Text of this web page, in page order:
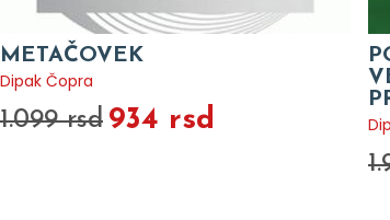
METAČOVEK
Dipak Čopra
1.099 rsd 934 rsd